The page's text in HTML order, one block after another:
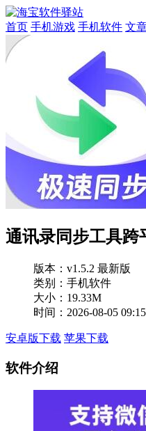
首页 手机游戏 手机软件 文
通讯录同步工具跨
版本： v1.5.2 最新版
类别：手机软件
大小：19.33M
时间：2026-08-05
安卓版下载 苹果下载
软件介绍